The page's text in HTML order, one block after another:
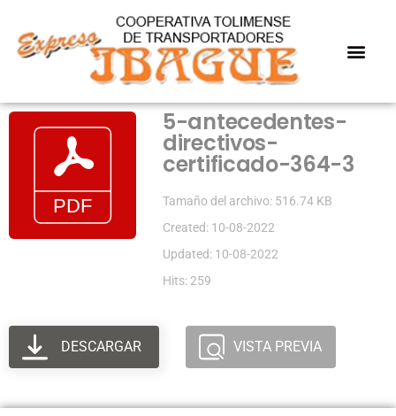
5-antecedentes-
directivos-
certificado-364-3
Tamaño del archivo: 516.74 KB
Created: 10-08-2022
Updated: 10-08-2022
Hits: 259
DESCARGAR VISTA PREVIA